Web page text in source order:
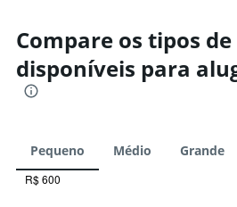
Compare os tipos
disponíveis para
Pequeno Médio Grande
R$ 600